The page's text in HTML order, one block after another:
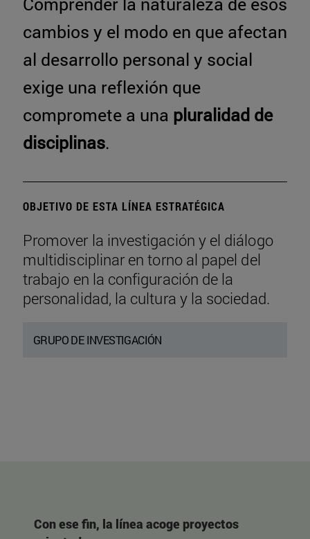
cambios y el modo en que afectan
al desarrollo personal y social
exige una reflexión que
compromete a una pluralidad de
disciplinas.
OBJETIVO DE ESTA LÍNEA ESTRATÉGICA
Promover la investigación y el diálogo
multidisciplinar en torno al papel del
trabajo en la configuración de la
personalidad, la cultura y la sociedad.
GRUPO DE INVESTIGACIÓN
Con ese fin, la línea acoge proyectos